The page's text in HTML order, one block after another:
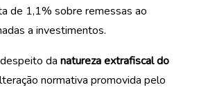
de 1,1% sobre remessas ao
a investimentos.
danatureza extrafiscal do
normativa promovida pelo